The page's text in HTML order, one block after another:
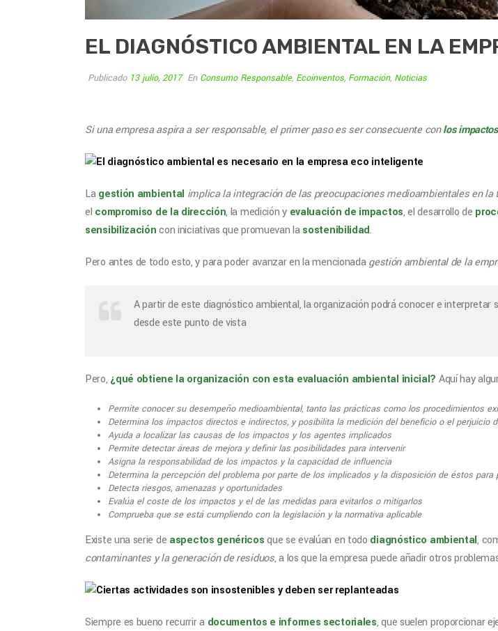
EL DIAGNÓSTICO AMBIENTAL EN LA
Publicado 13 julio, 2017 En Consumo Responsable, Ecoinventos, Formación, Noticias
Si una empresa aspira a ser responsable, el primer paso es ser consecuente conlos
Lagestión ambiental implica la integración de las preocupaciones medioambientales en
el compromiso de la dirección, la medición y evaluación de impactos, el desarrollo de
sensibilizacióncon iniciativas que promuevan lasostenibilidad.
Pero antes de todo esto, y para poder avanzar en la mencionadagestión ambiental de la
A partir de este diagnóstico ambiental, la organización podrá conocer e
desde este punto de vista
Pero, ¿qué obtiene la organización con esta evaluación ambiental inicial? Aquí hay
Permite conocer su desempeño medioambiental, tanto las prácticas como los procedimientos
Determina los impactos directos e indirectos, y posibilita la medición del beneficio o el perjuicio
Ayuda a localizar las causas de los impactos y los agentes implicados
Permite detectar áreas de mejora y definir las posibilidades para intervenir
Asigna la responsabilidad de los impactos y la capacidad de influencia
Determina la percepción del problema por parte de los implicados y la disposición de éstos
Detecta riesgos, amenazas y oportunidades
Evalúa el coste de los impactos y el de las medidas para evitarlos o mitigarlos
Comprueba que se está cumpliendo con la legislación y la normativa aplicable
Existe una serie de aspectos genéricosque se evalúan en todo diagnóstico ambiental,
contaminantes y la generación de residuos, a los que la empresa puede añadir otros
Siempre es bueno recurrir a documentos e informes sectoriales, que suelen proporcionar